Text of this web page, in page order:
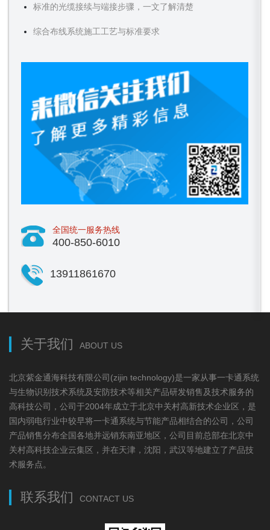
标准的光缆接续与端接步骤，一文了解清楚
综合布线系统施工工艺与标准要求
全国统一服务热线
400-850-6010
13911861670
关于我们 ABOUT US
北京紫金通海科技有限公司(zijin technology)是一家从事一卡通系统
与生物识别技术系统及安防技术等相关产品研发销售及技术服务的
高科技公司，公司于2004年成立于北京中关村高新技术企业区，是
国内弱电行业中较早将一卡通系统与节能产品相结合的公司，公司
产品销售分布全国各地并远销东南亚地区，公司目前总部在北京中
关村高科技企业云集区，并在天津，沈阳，武汉等地建立了产品技
术服务点。
联系我们 CONTACT US